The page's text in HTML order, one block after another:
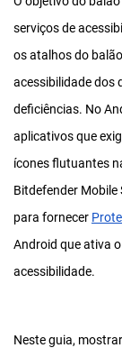
serviços de
os atalhos do
acessibilidade dos
deficiências. No
aplicativos que
ícones flutuantes
Bitdefender Mobile
para fornecer
Android que ativa
acessibilidade.
Neste guia,